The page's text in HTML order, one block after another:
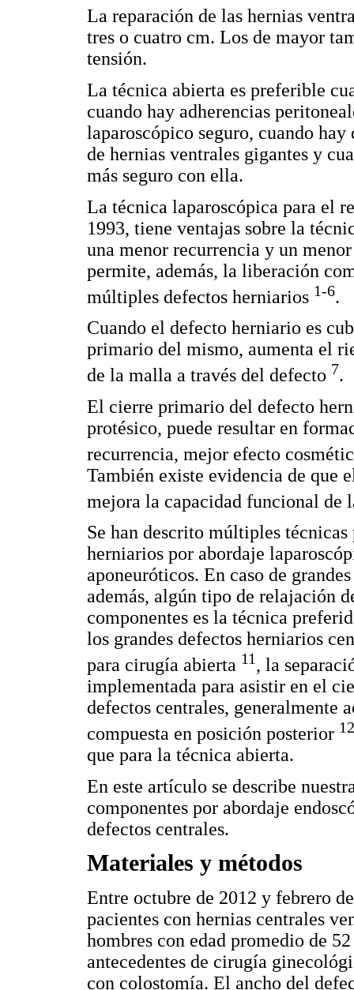
La reparación de las hernias
tres o cuatro cm. Los de mayor
tensión.
La técnica abierta es preferible
cuando hay adherencias
laparoscópico seguro, cuando
de hernias ventrales gigantes y
más seguro con ella.
La técnica laparoscópica para el
1993, tiene ventajas sobre la
una menor recurrencia y un
permite, además, la liberación
múltiples defectos herniarios 1-6.
Cuando el defecto herniario es
primario del mismo, aumenta el
de la malla a través del defecto 7.
El cierre primario del defecto
protésico, puede resultar en
recurrencia, mejor efecto
También existe evidencia de que
mejora la capacidad funcional de
Se han descrito múltiples
herniarios por abordaje
aponeuróticos. En caso de
además, algún tipo de relajación
componentes es la técnica
los grandes defectos herniarios
para cirugía abierta 11, la
implementada para asistir en el
defectos centrales, generalmente
compuesta en posición posterior
que para la técnica abierta.
En este artículo se describe
componentes por abordaje
defectos centrales.
Materiales y métodos
Entre octubre de 2012 y febrero
pacientes con hernias centrales
hombres con edad promedio de
antecedentes de cirugía
con colostomía. El ancho del